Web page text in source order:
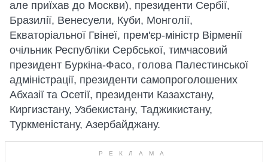
але приїхав до Москви), президенти Сербії,
Бразилії, Венесуели, Куби, Монголії,
Екваторіальної Гвінеї, прем'єр-міністр Вірменії
очільник Республіки Сербської, тимчасовий
президент Буркіна-Фасо, голова Палестинської
адміністрації, президенти самопроголошених
Абхазії та Осетії, президенти Казахстану,
Киргизстану, Узбекистану, Таджикистану,
Туркменістану, Азербайджану.